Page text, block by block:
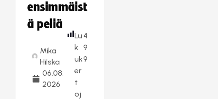
ensimmäist
ä peliä
Mika
Hilska
06.08.
2026
Lu
k
uk
er
t
oj
4
9
9